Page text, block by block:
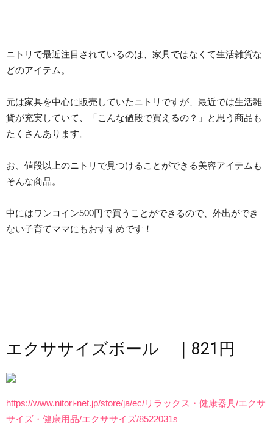
ニトリで最近注目されているのは、家具ではなくて生活雑貨な
どのアイテム。
元は家具を中心に販売していたニトリですが、最近では生活雑
貨が充実していて、「こんな値段で買えるの？」と思う商品も
たくさんあります。
お、値段以上のニトリで見つけることができる美容アイテムも
そんな商品。
中にはワンコイン500円で買うことができるので、外出ができ
ない子育てママにもおすすめです！
エクササイズボール ｜821円
https://www.nitori-net.jp/store/ja/ec/リラックス・健康器具/エクサ
サイズ・健康用品/エクササイズ/8522031s